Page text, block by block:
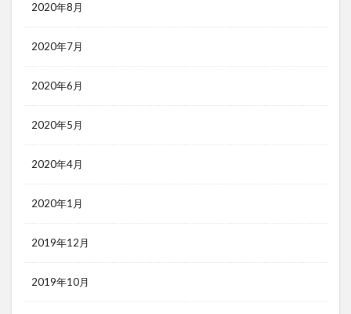
2020年8月
2020年7月
2020年6月
2020年5月
2020年4月
2020年1月
2019年12月
2019年10月